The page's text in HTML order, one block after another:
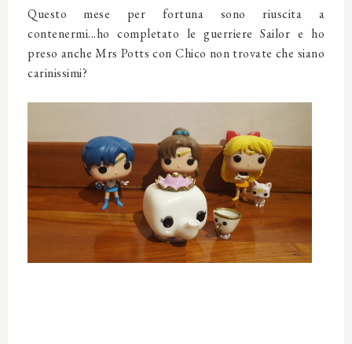
Questo mese per fortuna sono riuscita a
contenermi...ho completato le guerriere Sailor e ho
preso anche Mrs Potts con Chico non trovate che siano
carinissimi?